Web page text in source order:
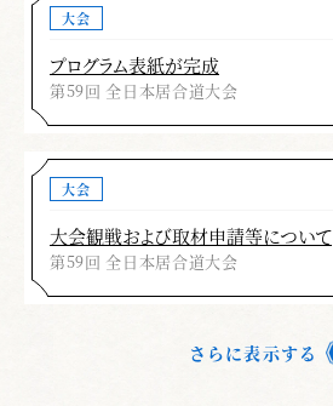
大会
プログラム表紙が完成
第59回 全日本居合道大会
大会
大会観戦および取材申請等について
第59回 全日本居合道大会
さらに表示する